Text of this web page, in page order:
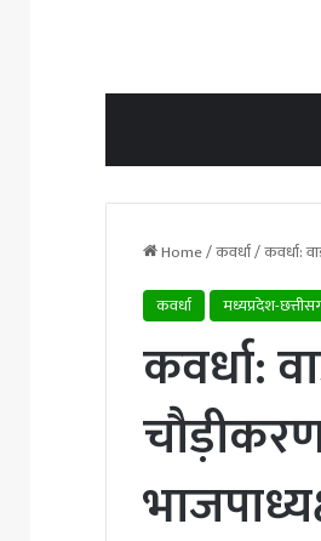
Home/कवर्धा/कवर्धा:
कवर्धा
मध्यप्रदेश-
कवर्धा: